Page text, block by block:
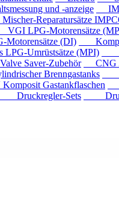
und -anzeige
Reparatursätze
LPG-Motorensätze
(DI)
Umrüstsätze (MPI)
Saver-Zubehör CNG /
Brenngastanks
Gastankflaschen
Druckregler-Sets